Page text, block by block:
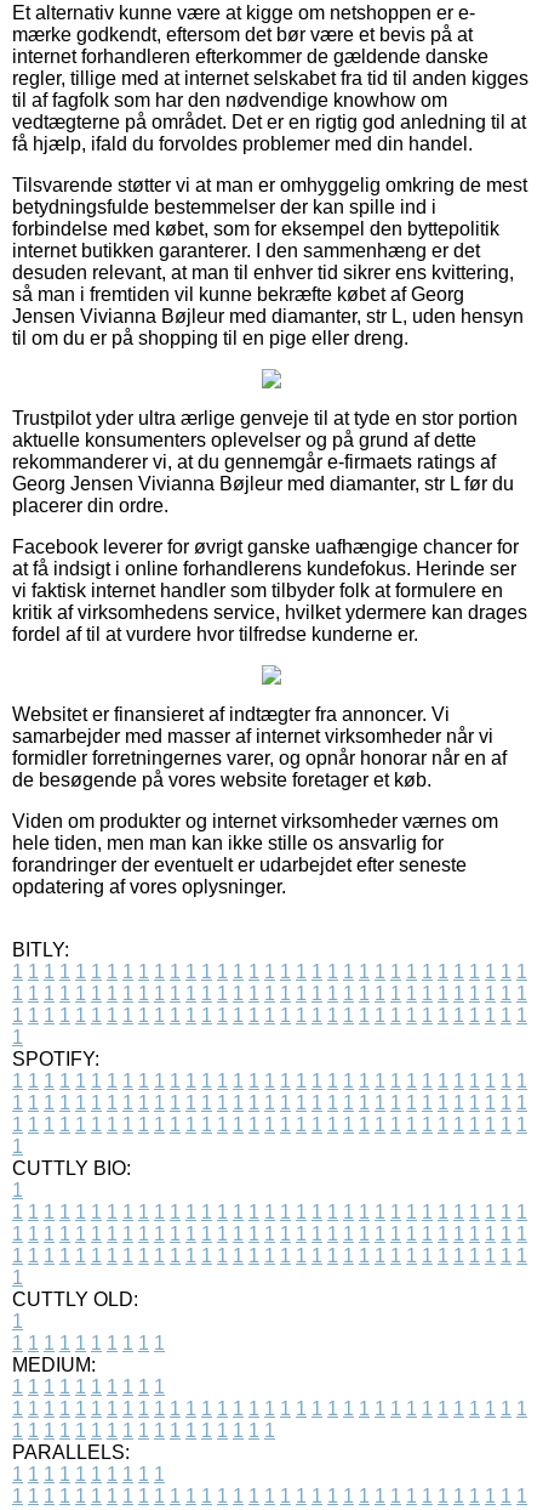
Et alternativ kunne være at kigge om netshoppen er e-
mærke godkendt, eftersom det bør være et bevis på at
internet forhandleren efterkommer de gældende danske
regler, tillige med at internet selskabet fra tid til anden kigges
til af fagfolk som har den nødvendige knowhow om
vedtægterne på området. Det er en rigtig god anledning til at
få hjælp, ifald du forvoldes problemer med din handel.
Tilsvarende støtter vi at man er omhyggelig omkring de mest
betydningsfulde bestemmelser der kan spille ind i
forbindelse med købet, som for eksempel den byttepolitik
internet butikken garanterer. I den sammenhæng er det
desuden relevant, at man til enhver tid sikrer ens kvittering,
så man i fremtiden vil kunne bekræfte købet af Georg
Jensen Vivianna Bøjleur med diamanter, str L, uden hensyn
til om du er på shopping til en pige eller dreng.
Trustpilot yder ultra ærlige genveje til at tyde en stor portion
aktuelle konsumenters oplevelser og på grund af dette
rekommanderer vi, at du gennemgår e-firmaets ratings af
Georg Jensen Vivianna Bøjleur med diamanter, str L før du
placerer din ordre.
Facebook leverer for øvrigt ganske uafhængige chancer for
at få indsigt i online forhandlerens kundefokus. Herinde ser
vi faktisk internet handler som tilbyder folk at formulere en
kritik af virksomhedens service, hvilket ydermere kan drages
fordel af til at vurdere hvor tilfredse kunderne er.
Websitet er finansieret af indtægter fra annoncer. Vi
samarbejder med masser af internet virksomheder når vi
formidler forretningernes varer, og opnår honorar når en af
de besøgende på vores website foretager et køb.
Viden om produkter og internet virksomheder værnes om
hele tiden, men man kan ikke stille os ansvarlig for
forandringer der eventuelt er udarbejdet efter seneste
opdatering af vores oplysninger.
BITLY:
1 1 1 1 1 1 1 1 1 1 1 1 1 1 1 1 1 1 1 1 1 1 1 1 1 1 1 1 1 1 1 1 1
1 1 1 1 1 1 1 1 1 1 1 1 1 1 1 1 1 1 1 1 1 1 1 1 1 1 1 1 1 1 1 1 1
1 1 1 1 1 1 1 1 1 1 1 1 1 1 1 1 1 1 1 1 1 1 1 1 1 1 1 1 1 1 1 1 1
1
SPOTIFY:
1 1 1 1 1 1 1 1 1 1 1 1 1 1 1 1 1 1 1 1 1 1 1 1 1 1 1 1 1 1 1 1 1
1 1 1 1 1 1 1 1 1 1 1 1 1 1 1 1 1 1 1 1 1 1 1 1 1 1 1 1 1 1 1 1 1
1 1 1 1 1 1 1 1 1 1 1 1 1 1 1 1 1 1 1 1 1 1 1 1 1 1 1 1 1 1 1 1 1
1
CUTTLY BIO:
1
1 1 1 1 1 1 1 1 1 1 1 1 1 1 1 1 1 1 1 1 1 1 1 1 1 1 1 1 1 1 1 1 1
1 1 1 1 1 1 1 1 1 1 1 1 1 1 1 1 1 1 1 1 1 1 1 1 1 1 1 1 1 1 1 1 1
1 1 1 1 1 1 1 1 1 1 1 1 1 1 1 1 1 1 1 1 1 1 1 1 1 1 1 1 1 1 1 1 1
1
CUTTLY OLD:
1
1 1 1 1 1 1 1 1 1 1
MEDIUM:
1 1 1 1 1 1 1 1 1 1
1 1 1 1 1 1 1 1 1 1 1 1 1 1 1 1 1 1 1 1 1 1 1 1 1 1 1 1 1 1 1 1 1
1 1 1 1 1 1 1 1 1 1 1 1 1 1 1 1 1
PARALLELS:
1 1 1 1 1 1 1 1 1 1
1 1 1 1 1 1 1 1 1 1 1 1 1 1 1 1 1 1 1 1 1 1 1 1 1 1 1 1 1 1 1 1 1